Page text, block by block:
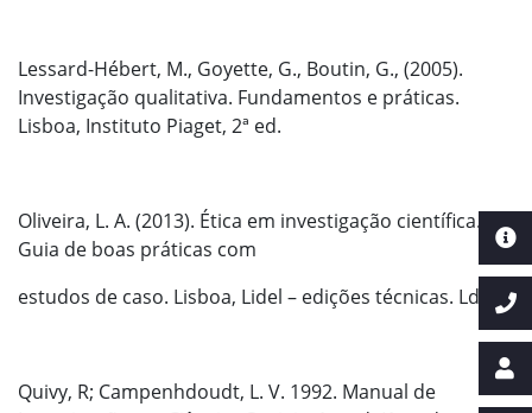
Lessard-Hébert, M., Goyette, G., Boutin, G., (2005).
Investigação qualitativa. Fundamentos e práticas.
Lisboa, Instituto Piaget, 2ª ed.
Oliveira, L. A. (2013). Ética em investigação científica.
Guia de boas práticas com
estudos de caso. Lisboa, Lidel – edições técnicas. Lda.
Quivy, R; Campenhdoudt, L. V. 1992. Manual de